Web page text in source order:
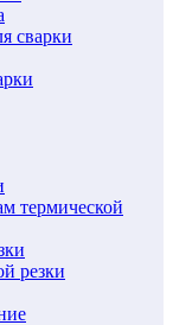
сварки
термической
резки